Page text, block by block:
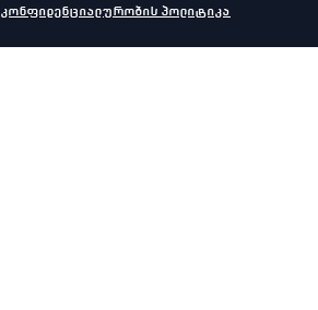
კონფიდენციალურობის პოლიტიკა